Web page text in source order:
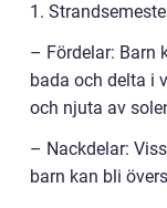
1.
– Fördelar: Barn
bada och delta i
och njuta av
– Nackdelar:
barn kan bli